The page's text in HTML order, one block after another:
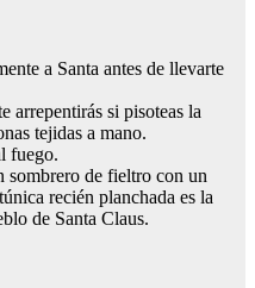
a Santa antes de llevarte
arrepentirás si pisoteas la
tejidas a mano.
fuego.
sombrero de fieltro con un
recién planchada es la
de Santa Claus.